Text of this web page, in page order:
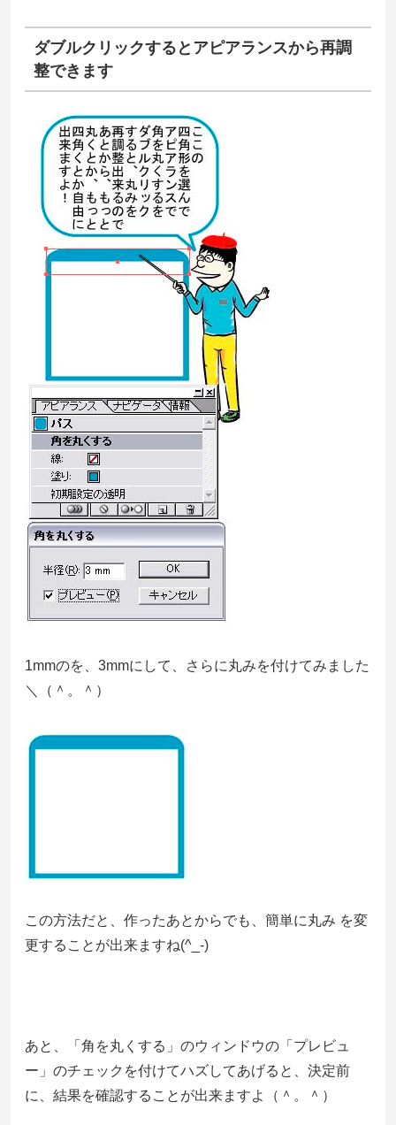
ダブルクリックするとアピアランスから再調
整できます
1mmのを、3mmにして、さらに丸みを付けてみました
＼（＾。＾）
この方法だと、作ったあとからでも、簡単に丸み を変
更することが出来ますね(^_-)
あと、「角を丸くする」のウィンドウの「プレビュ
ー」のチェックを付けてハズしてあげると、決定前
に、結果を確認することが出来ますよ（＾。＾）